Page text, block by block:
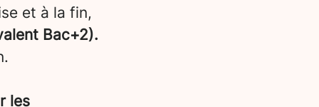
et à la fin,
Bac+2).
les